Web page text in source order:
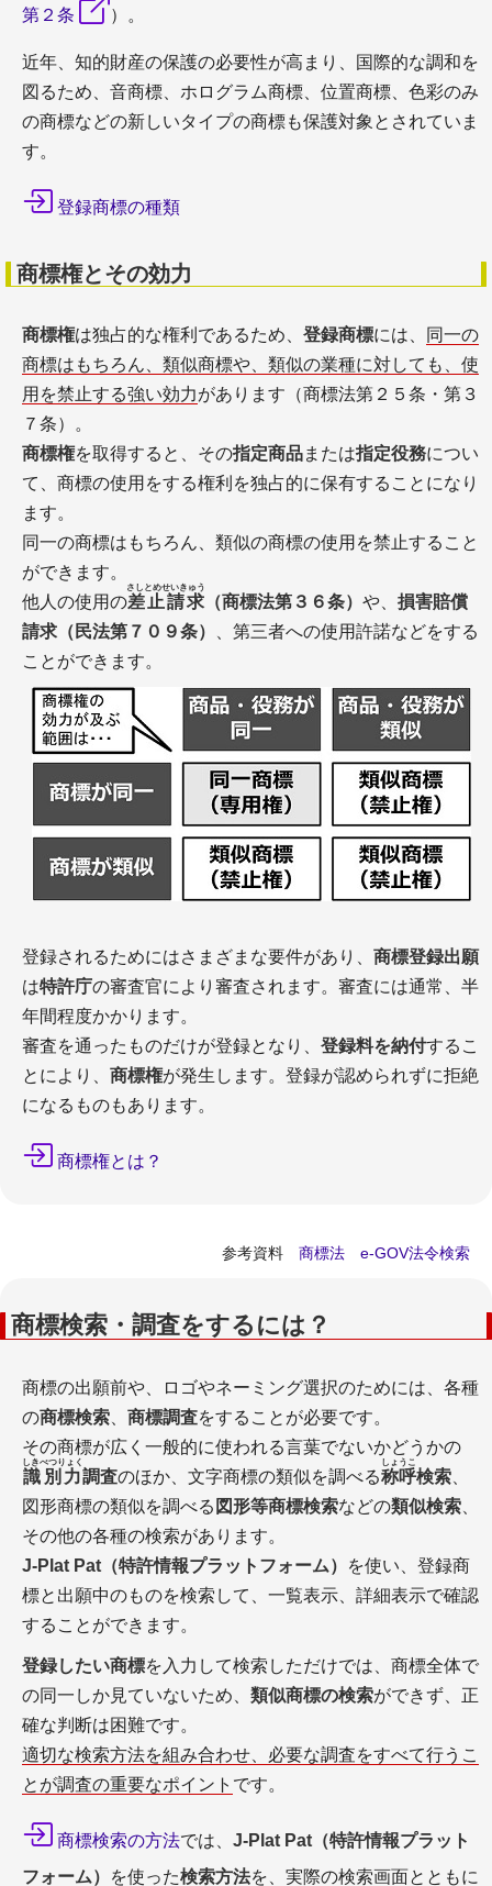
番号・権利者名検索
登録商標の種類
商標ブランディング
ネーミングの商標登録
キャラクターの商標登録
地域ブランド登録事例
Q&A・サポート
Q&A一覧
商号・屋号の商標
ドメイン名の商標
小売等役務の商標登録
ECサイトの商標規約
お客様の声・相談事例
商標の拒絶理由
商標審査基準
審決・判決例一覧
意見書・補正書・不服審判
弁理士に依頼すべき理由
拒絶理由対応プラン
契約・権利侵害
情報提供・異議申立
商標の無効審判
商標権の紛争・訴訟
第２条 ）。
近年、知的財産の保護の必要性が高まり、国際的な調和を
図るため、音商標、ホログラム商標、位置商標、色彩のみ
の商標などの新しいタイプの商標も保護対象とされていま
す。
登録商標の種類
商標権とその効力
商標権は独占的な権利であるため、 登録商標には、
同一の
商標はもちろん、類似商標や、類似の業種に対しても、使
用を禁止する強い効力があります（商標法第２５条・第３
７条）。
商標権を取得すると、その指定商品または指定役務につい
て、商標の使用をする権利を独占的に保有することになり
ます。
同一の商標はもちろん、類似の商標の使用を禁止すること
ができます。
他人の使用の差止請求
さしとめせいきゅう
（商標法第３６条） や、 損害賠償
請求（民法第７０９条）
、第三者への使用許諾などをする
ことができます。
登録されるためにはさまざまな要件があり、 商標登録出願
は特許庁の審査官により審査されます。審査には通常、半
年間程度かかります。
審査を通ったものだけが登録となり、 登録料を納付するこ
とにより、 商標権が発生します。登録が認められずに拒絶
になるものもあります。
商標権とは？
参考資料 商標法 e-GOV法令検索
商標検索・調査をするには？
商標の出願前や、ロゴやネーミング選択のためには、各種
の商標検索 商標調査をすることが必要です。
その商標が広く一般的に使われる言葉でないかどうかの
識別力
しきべつりょく
調査のほか、文字商標の類似を調べる称呼
しょうこ
検索
図形商標の類似を調べる 図形等商標検索などの類似検索
その他の各種の検索があります。
J-Plat Pat（特許情報プラットフォーム）
を使い、登録商
標と出願中のものを検索して、一覧表示、詳細表示で確認
することができます。
登録したい商標を入力して検索しただけでは、商標全体で
の同一しか見ていないため、 類似商標の検索ができず、正
確な判断は困難です。
適切な検索方法を組み合わせ、必要な調査をすべて行うこ
とが調査の重要なポイント です。
商標検索の方法では、 J-Plat Pat（特許情報プラット
フォーム）
を使った検索方法を、実際の検索画面とともに